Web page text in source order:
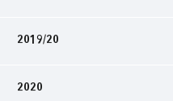
2019/20
2020